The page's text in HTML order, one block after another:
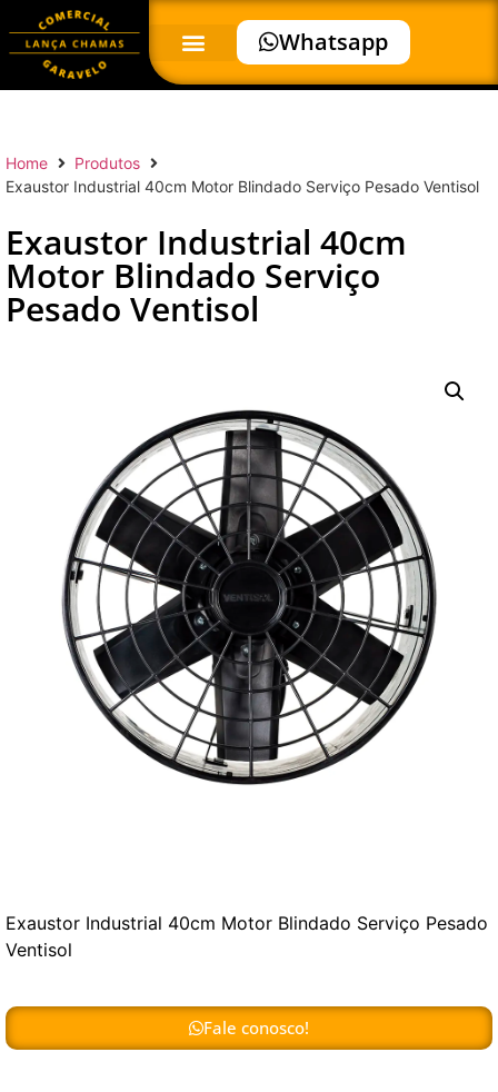
Whatsapp
Home
Produtos
Exaustor Industrial 40cm Motor Blindado Serviço Pesado Ventisol
Exaustor Industrial 40cm
Motor Blindado Serviço
Pesado Ventisol
Exaustor Industrial 40cm Motor Blindado Serviço Pesado
Ventisol
Fale conosco!